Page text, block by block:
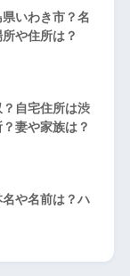
いわき市？名
や住所は？
自宅住所は渋
妻や家族は？
や名前は？ハ